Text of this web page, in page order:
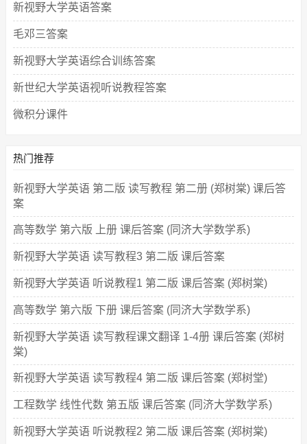
新视野大学英语答案
毛邓三答案
新视野大学英语综合训练答案
新世纪大学英语视听说教程答案
微积分课件
热门推荐
新视野大学英语 第二版 读写教程 第二册 (郑树棠) 课后答
案
高等数学 第六版 上册 课后答案 (同济大学数学系)
新视野大学英语 读写教程3 第二版 课后答案
新视野大学英语 听说教程1 第二版 课后答案 (郑树棠)
高等数学 第六版 下册 课后答案 (同济大学数学系)
新视野大学英语 读写教程课文翻译 1-4册 课后答案 (郑树
棠)
新视野大学英语 读写教程4 第二版 课后答案 (郑树堂)
工程数学 线性代数 第五版 课后答案 (同济大学数学系)
新视野大学英语 听说教程2 第二版 课后答案 (郑树棠)